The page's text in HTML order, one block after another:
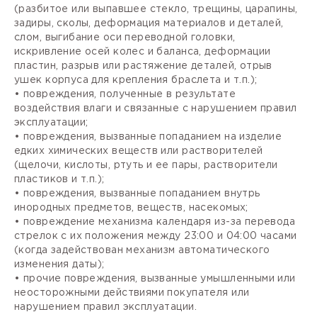
(разбитое или выпавшее стекло, трещины, царапины,
задиры, сколы, деформация материалов и деталей,
слом, выгибание оси переводной головки,
искривление осей колес и баланса, деформации
пластин, разрыв или растяжение деталей, отрыв
ушек корпуса для крепления браслета и т.п.);
• повреждения, полученные в результате
воздействия влаги и связанные с нарушением правил
эксплуатации;
• повреждения, вызванные попаданием на изделие
едких химических веществ или растворителей
(щелочи, кислоты, ртуть и ее пары, растворители
пластиков и т.п.);
• повреждения, вызванные попаданием внутрь
инородных предметов, веществ, насекомых;
• повреждение механизма календаря из-за перевода
стрелок с их положения между 23:00 и 04:00 часами
(когда задействован механизм автоматического
изменения даты);
• прочие повреждения, вызванные умышленными или
неосторожными действиями покупателя или
нарушением правил эксплуатации.